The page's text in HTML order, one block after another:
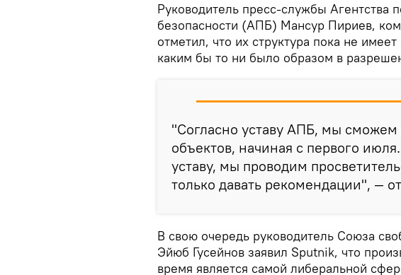
Руководитель пресс-службы Агентства
безопасности (АПБ) Мансур Пириев,
отметил, что их структура пока не
каким бы то ни было образом в
"Согласно уставу АПБ, мы сможем
объектов, начиная с первого
уставу, мы проводим
только давать рекомендации", —
В свою очередь руководитель Союза
Эйюб Гусейнов заявил Sputnik, что
время является самой либеральной